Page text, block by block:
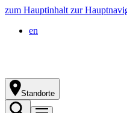
zum Hauptinhalt zur
en
Standorte